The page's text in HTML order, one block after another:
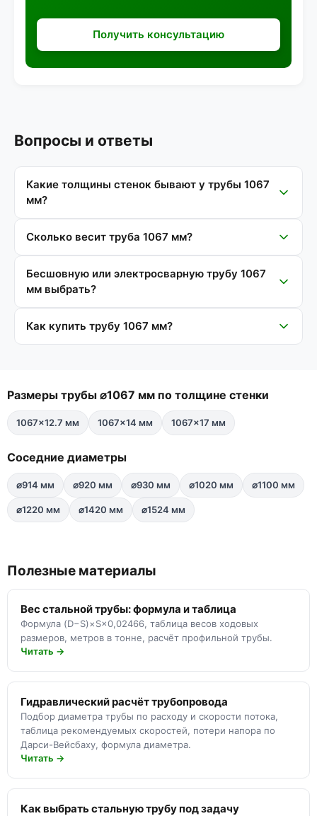
Получить консультацию
Вопросы и ответы
Какие толщины стенок бывают у трубы 1067
мм?
Сколько весит труба 1067 мм?
Бесшовную или электросварную трубу 1067
мм выбрать?
Как купить трубу 1067 мм?
Размеры трубы ⌀1067 мм по толщине стенки
1067×12.7 мм 1067×14 мм 1067×17 мм
Соседние диаметры
⌀914 мм ⌀920 мм ⌀930 мм ⌀1020 мм ⌀1100 мм
⌀1220 мм ⌀1420 мм ⌀1524 мм
Полезные материалы
Вес стальной трубы: формула и таблица
Формула (D−S)×S×0,02466, таблица весов ходовых
размеров, метров в тонне, расчёт профильной трубы.
Читать →
Гидравлический расчёт трубопровода
Подбор диаметра трубы по расходу и скорости потока,
таблица рекомендуемых скоростей, потери напора по
Дарси-Вейсбаху, формула диаметра.
Читать →
Как выбрать стальную трубу под задачу